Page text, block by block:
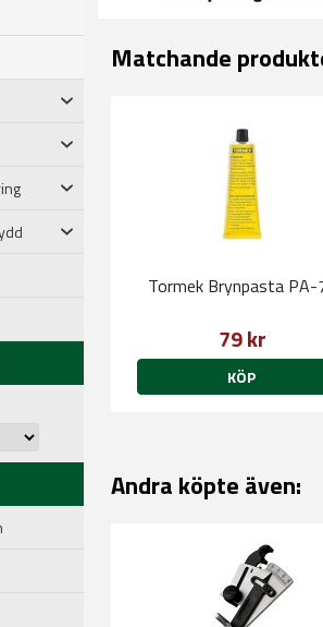
Matchande
Tormek Brynpasta PA-
79 kr
KÖP
Andra köpte även: